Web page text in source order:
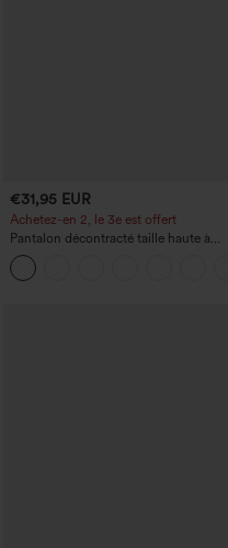
€31,95 EUR
Achetez-en 2, le 3e est offert
Pantalon décontracté taille haute à
cordon, coupe large en mélange de lin,
avec poches